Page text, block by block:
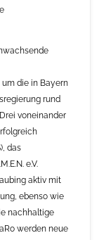
um die in Bayern
rund
voneinander
das
e.V.
aktiv mit
ebenso wie
nachhaltige
werden neue